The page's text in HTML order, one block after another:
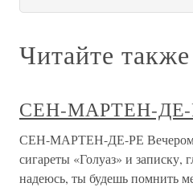
Читайте также
СЕН-МАРТЕН-ДЕ-
СЕН-МАРТЕН-ДЕ-РЕ Вечером
сигареты «Голуаз» и
надеюсь, ты будешь помнить